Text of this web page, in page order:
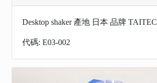
Desktop shaker 產地 日本 品牌 TAITEC
代碼: E03-002